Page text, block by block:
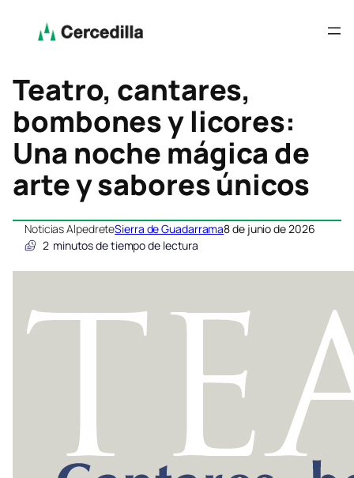
Teatro, cantares,
bombones y licores:
Una noche mágica de
arte y sabores únicos
Noticias AlpedreteSierra de Guadarrama8 de junio de 2026
2 minutos de tiempo de lectura